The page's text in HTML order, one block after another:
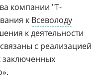
компании "Т-
к Всеволоду
к деятельности
с реализацией
заключенных